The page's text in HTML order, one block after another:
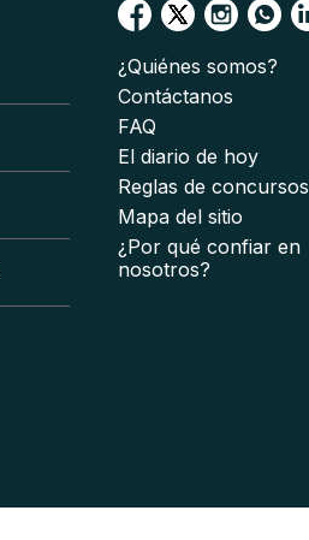
¿Quiénes somos?
Contáctanos
FAQ
El diario de hoy
Reglas de concursos
Mapa del sitio
¿Por qué confiar en
nosotros?